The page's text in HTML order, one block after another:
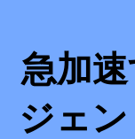
急加
ジェ